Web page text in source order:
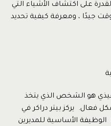
على اكتشاف الأشياء التي
جيدًا ، ومعرفة كيفية تحديد
هو الشخص الذي يتخذ
فعال. يركز بيتر دراكر في
الوظيفة الأساسية للمديرين